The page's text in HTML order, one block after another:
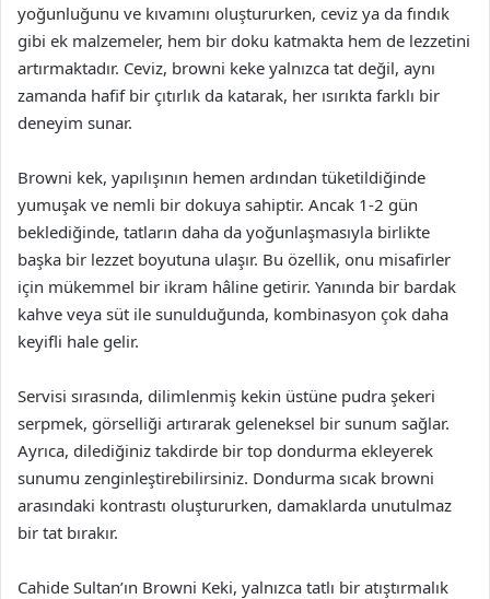
yoğunluğunu ve kıvamını oluştururken, ceviz ya da fındık
gibi ek malzemeler, hem bir doku katmakta hem de lezzetini
artırmaktadır. Ceviz, browni keke yalnızca tat değil, aynı
zamanda hafif bir çıtırlık da katarak, her ısırıkta farklı bir
deneyim sunar.
Browni kek, yapılışının hemen ardından tüketildiğinde
yumuşak ve nemli bir dokuya sahiptir. Ancak 1-2 gün
beklediğinde, tatların daha da yoğunlaşmasıyla birlikte
başka bir lezzet boyutuna ulaşır. Bu özellik, onu misafirler
için mükemmel bir ikram hâline getirir. Yanında bir bardak
kahve veya süt ile sunulduğunda, kombinasyon çok daha
keyifli hale gelir.
Servisi sırasında, dilimlenmiş kekin üstüne pudra şekeri
serpmek, görselliği artırarak geleneksel bir sunum sağlar.
Ayrıca, dilediğiniz takdirde bir top dondurma ekleyerek
sunumu zenginleştirebilirsiniz. Dondurma sıcak browni
arasındaki kontrastı oluştururken, damaklarda unutulmaz
bir tat bırakır.
Cahide Sultan’ın Browni Keki, yalnızca tatlı bir atıştırmalık